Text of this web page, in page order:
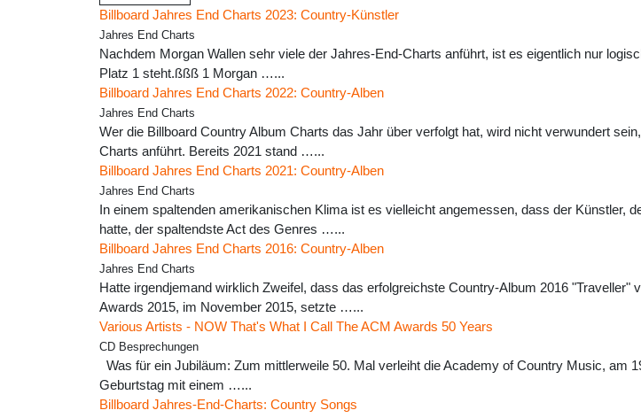
Billboard Jahres End Charts 2023: Country-Künstler
Jahres End Charts
Nachdem Morgan Wallen sehr viele der Jahres-End-Charts anführt, ist es eigentlich nur
Platz 1 steht.ßßß 1 Morgan …...
Billboard Jahres End Charts 2022: Country-Alben
Jahres End Charts
Wer die Billboard Country Album Charts das Jahr über verfolgt hat, wird nicht verwundert
Charts anführt. Bereits 2021 stand …...
Billboard Jahres End Charts 2021: Country-Alben
Jahres End Charts
In einem spaltenden amerikanischen Klima ist es vielleicht angemessen, dass der Künstler,
hatte, der spaltendste Act des Genres …...
Billboard Jahres End Charts 2016: Country-Alben
Jahres End Charts
Hatte irgendjemand wirklich Zweifel, dass das erfolgreichste Country-Album 2016
Awards 2015, im November 2015, setzte …...
Various Artists - NOW That's What I Call The ACM Awards 50 Years
CD Besprechungen
Was für ein Jubiläum: Zum mittlerweile 50. Mal verleiht die Academy of Country Music, am
Geburtstag mit einem …...
Billboard Jahres-End-Charts: Country Songs